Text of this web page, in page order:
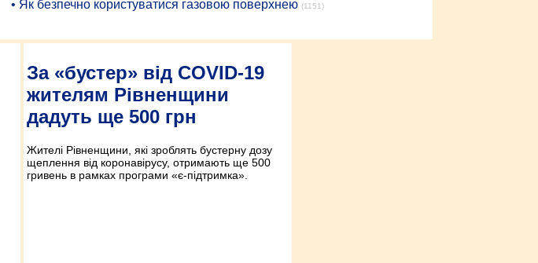
• Як безпечно користуватися газовою поверхнею (1151)
За «бустер» від COVID-19
жителям Рівненщини
дадуть ще 500 грн
Жителі Рівненщини, які зроблять бустерну дозу
щеплення від коронавірусу, отримають ще 500
гривень в рамках програми «є-підтримка».